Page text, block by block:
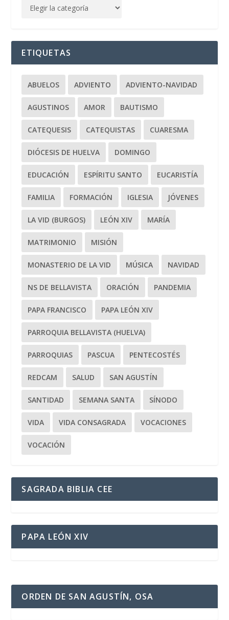
ETIQUETAS
ABUELOS ADVIENTO ADVIENTO-NAVIDAD
AGUSTINOS AMOR BAUTISMO
CATEQUESIS CATEQUISTAS CUARESMA
DIÓCESIS DE HUELVA DOMINGO
EDUCACIÓN ESPÍRITU SANTO EUCARISTÍA
FAMILIA FORMACIÓN IGLESIA JÓVENES
LA VID (BURGOS) LEÓN XIV MARÍA
MATRIMONIO MISIÓN
MONASTERIO DE LA VID MÚSICA NAVIDAD
NS DE BELLAVISTA ORACIÓN PANDEMIA
PAPA FRANCISCO PAPA LEÓN XIV
PARROQUIA BELLAVISTA (HUELVA)
PARROQUIAS PASCUA PENTECOSTÉS
REDCAM SALUD SAN AGUSTÍN
SANTIDAD SEMANA SANTA SÍNODO
VIDA VIDA CONSAGRADA VOCACIONES
VOCACIÓN
SAGRADA BIBLIA CEE
PAPA LEÓN XIV
ORDEN DE SAN AGUSTÍN, OSA